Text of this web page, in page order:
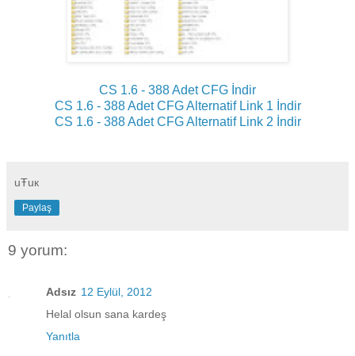
CS 1.6 - 388 Adet CFG İndir
CS 1.6 - 388 Adet CFG Alternatif Link 1 İndir
CS 1.6 - 388 Adet CFG Alternatif Link 2 İndir
uŦuк
Paylaş
9 yorum:
Adsız 12 Eylül, 2012
Helal olsun sana kardeş
Yanıtla